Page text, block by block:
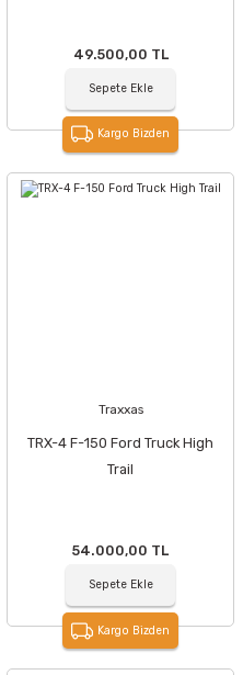
49.500,00 TL
Sepete Ekle
Kargo Bizden
Traxxas
TRX-4 F-150 Ford Truck High
Trail
54.000,00 TL
Sepete Ekle
Kargo Bizden